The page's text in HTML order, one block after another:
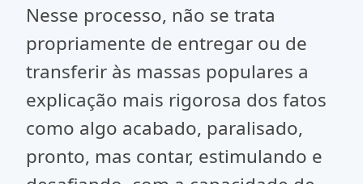
Nesse processo, não se trata
propriamente de entregar ou de
transferir às massas populares a
explicação mais rigorosa dos fatos
como algo acabado, paralisado,
pronto, mas contar, estimulando e